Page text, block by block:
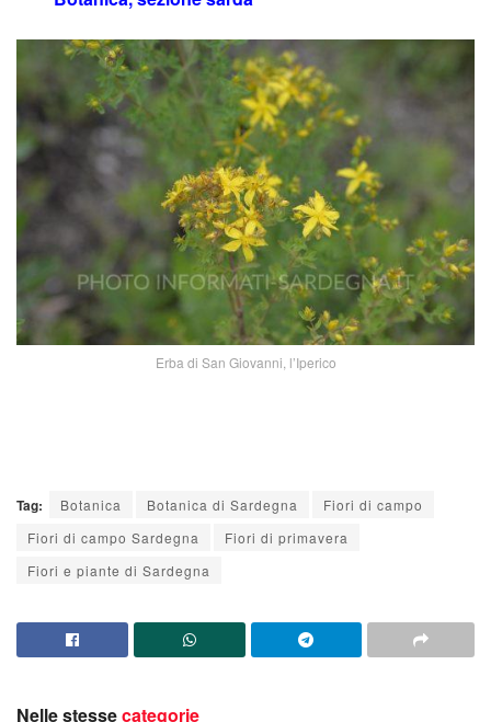
Erba di San Giovanni, l’Iperico
Tag: Botanica Botanica di Sardegna
Fiori di campo
Fiori di campo Sardegna
Fiori di primavera
Fiori e piante di Sardegna
Nelle stessecategorie